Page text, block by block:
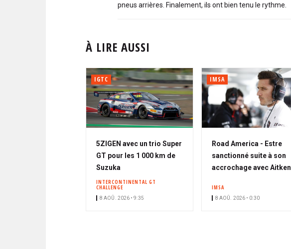
pneus arrières. Finalement, ils ont bien tenu le rythme.
À LIRE AUSSI
IGTC
5ZIGEN avec un trio Super
GT pour les 1 000 km de
Suzuka
INTERCONTINENTAL GT
CHALLENGE
8 AOÛ. 2026 • 9:35
IMSA
Road America - Estre
sanctionné suite à son
accrochage avec Aitken
IMSA
8 AOÛ. 2026 • 0:30